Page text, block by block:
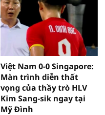
Việt Nam 0-0 Singapore:
Màn trình diễn thất
vọng của thầy trò HLV
Kim Sang-sik ngay tại
Mỹ Đình